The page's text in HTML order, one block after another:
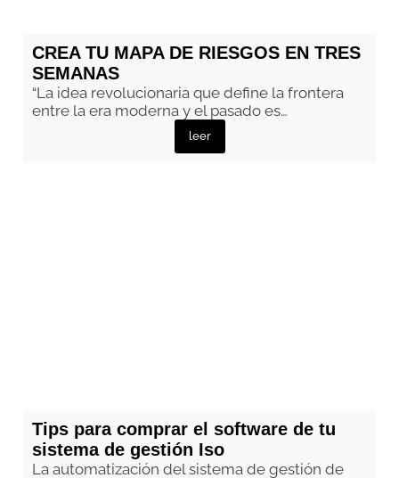
CREA TU MAPA DE RIESGOS EN TRES
SEMANAS
“La idea revolucionaria que define la frontera
entre la era moderna y el pasado es…
leer
Tips para comprar el software de tu
sistema de gestión Iso
La automatización del sistema de gestión de